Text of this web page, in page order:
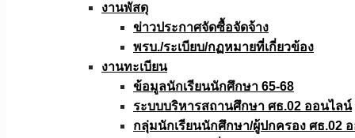
งานพัสดุ
ข่าวประกาศจัดซื้อจัดจ้าง
พรบ./ระเบียบ/กฏหมายที่เกี่ยวข้อง
งานทะเบียน
ข้อมูลนักเรียนนักศึกษา 65-68
ระบบบริหารสถานศึกษา ศธ.02 ออนไลน์
กลุ่มนักเรียนนักศึกษา/ผู้ปกครอง ศธ.02